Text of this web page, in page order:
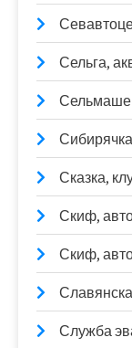
Сельга,
Сказка,
Скиф,
Скиф,
Служба